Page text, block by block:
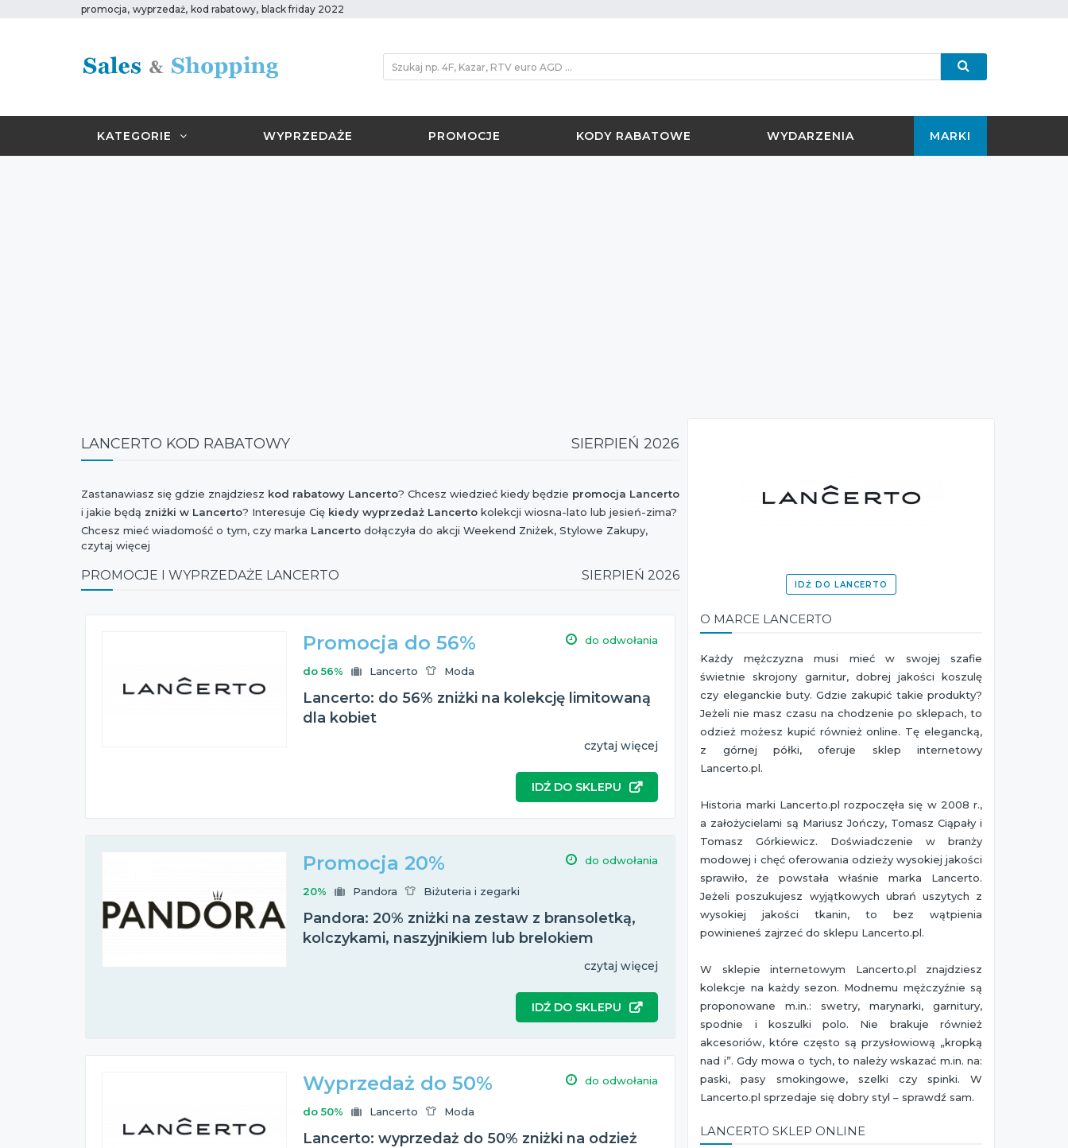
promocja, wyprzedaż, kod rabatowy, black friday 2022
KATEGORIE WYPRZEDAŻE PROMOCJE KODY RABATOWE WYDARZENIA MARKI
LANCERTO KOD RABATOWY SIERPIEŃ 2026
Zastanawiasz się gdzie znajdziesz kod rabatowy Lancerto? Chcesz wiedzieć kiedy będzie promocja Lancerto
i jakie będą zniżki w Lancerto? Interesuje Cię kiedy wyprzedaż Lancerto kolekcji wiosna-lato lub jesień-zima?
Chcesz mieć wiadomość o tym, czy marka Lancerto dołączyła do akcji Weekend Zniżek, Stylowe Zakupy,
Szaleństwo Zakupów, Extra Zakupy czy I Love Shopping oraz czy jest dostępny
Jesteś ciekaw czy w najbliższym czasie będzie
? Chcesz orientować się kiedy jest
czytaj więcej
PROMOCJE I WYPRZEDAŻE LANCERTO SIERPIEŃ 2026
Promocja do 56% do odwołania
do 56% Lancerto Moda
Lancerto: do 56% zniżki na kolekcję limitowaną
dla kobiet
czytaj więcej
IDŹ DO SKLEPU
Promocja 20% do odwołania
20% Pandora Biżuteria i zegarki
Pandora: 20% zniżki na zestaw z bransoletką,
kolczykami, naszyjnikiem lub brelokiem
czytaj więcej
IDŹ DO SKLEPU
Wyprzedaż do 50% do odwołania
do 50% Lancerto Moda
Lancerto: wyprzedaż do 50% zniżki na odzież
IDŹ DO LANCERTO
O MARCE LANCERTO
Każdy mężczyzna musi mieć w swojej szafie
świetnie skrojony garnitur, dobrej jakości koszulę
czy eleganckie buty. Gdzie zakupić takie produkty?
Jeżeli nie masz czasu na chodzenie po sklepach, to
odzież możesz kupić również online. Tę elegancką,
z górnej półki, oferuje sklep internetowy
Lancerto.pl.
Historia marki Lancerto.pl rozpoczęła się w 2008 r.,
a założycielami są Mariusz Jończy, Tomasz Ciąpały i
Tomasz Górkiewicz. Doświadczenie w branży
modowej i chęć oferowania odzieży wysokiej jakości
sprawiło, że powstała właśnie marka Lancerto.
Jeżeli poszukujesz wyjątkowych ubrań uszytych z
wysokiej jakości tkanin, to bez wątpienia
powinieneś zajrzeć do sklepu Lancerto.pl.
W sklepie internetowym Lancerto.pl znajdziesz
kolekcje na każdy sezon. Modnemu mężczyźnie są
proponowane m.in.: swetry, marynarki, garnitury,
spodnie i koszulki polo. Nie brakuje również
akcesoriów, które często są przysłowiową „kropką
nad i”. Gdy mowa o tych, to należy wskazać m.in. na:
paski, pasy smokingowe, szelki czy spinki. W
Lancerto.pl sprzedaje się dobry styl – sprawdź sam.
LANCERTO SKLEP ONLINE